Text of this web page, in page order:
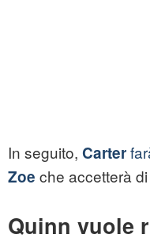
In seguito, Carter
Zoe che accetterà
Quinn vuole